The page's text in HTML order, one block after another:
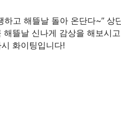
하고 해뜰날 돌아 온단다~”
해뜰날 신나게 감상을 해보시
시 화이팅입니다!